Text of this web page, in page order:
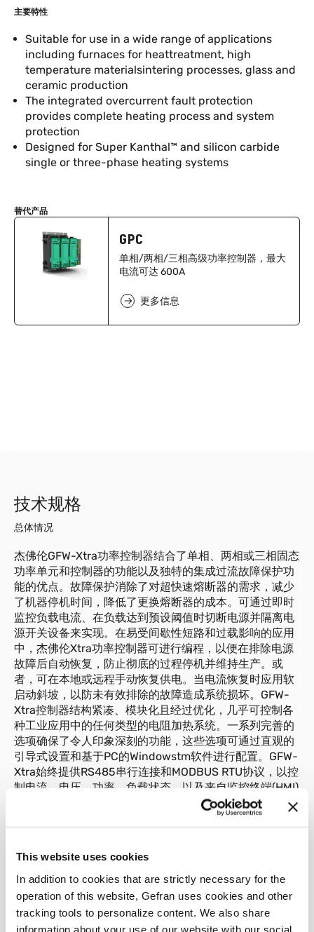
This website uses cookies
In addition to cookies that are strictly necessary for the
operation of this website, Gefran uses cookies and other
tracking tools to personalize content. We also share
information about your use of our website with our social
主要特性
Suitable for use in a wide range of applications
including furnaces for heattreatment, high
temperature materialsintering processes, glass and
ceramic production
The integrated overcurrent fault protection
provides complete heating process and system
protection
Designed for Super Kanthal™ and silicon carbide
single or three-phase heating systems
替代产品
GPC
单相/两相/三相高级功率控制器，最大
电流可达 600A
更多信息
技术规格
总体情况
杰佛伦GFW-Xtra功率控制器结合了单相、两相或三相固态
功率单元和控制器的功能以及独特的集成过流故障保护功
能的优点。故障保护消除了对超快速熔断器的需求，减少
了机器停机时间，降低了更换熔断器的成本。可通过即时
监控负载电流、在负载达到预设阈值时切断电源并隔离电
源开关设备来实现。在易受间歇性短路和过载影响的应用
中，杰佛伦Xtra功率控制器可进行编程，以便在排除电源
故障后自动恢复，防止彻底的过程停机并维持生产。或
者，可在本地或远程手动恢复供电。当电流恢复时应用软
启动斜坡，以防未有效排除的故障造成系统损坏。GFW-
Xtra控制器结构紧凑、模块化且经过优化，几乎可控制各
种工业应用中的任何类型的电阻加热系统。一系列完善的
选项确保了令人印象深刻的功能，这些选项可通过直观的
引导式设置和基于PC的Windowstm软件进行配置。GFW-
Xtra始终提供RS485串行连接和MODBUS RTU协议，以控
制电流、电压、功率、负载状态，以及来自监控终端(HMI)
或PLC的设备状态。提供第二（可选）通信端口，可选择
如下的现场总线：MODBUS RTU、ProfibusDP、
01 说明